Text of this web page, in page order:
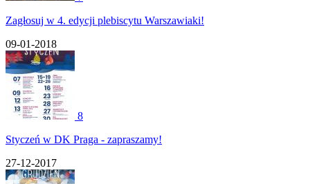
Zagłosuj w 4. edycji plebiscytu Warszawiaki!
09-01-2018
8
Styczeń w DK Praga - zapraszamy!
27-12-2017